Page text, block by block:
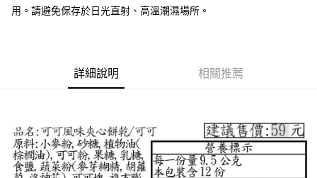
玉山商業銀行
星展（台灣）商業銀行
每筆NT$65，滿NT$1,000(含以上)免運費
每筆NT$65，滿NT$1,000(含以上)免運費
7-11取貨付款
每筆NT$65，滿NT$1,000(含以上)免運費
用。請避免保存於日光直射、高溫潮濕場所。
詳細說明 相關推薦